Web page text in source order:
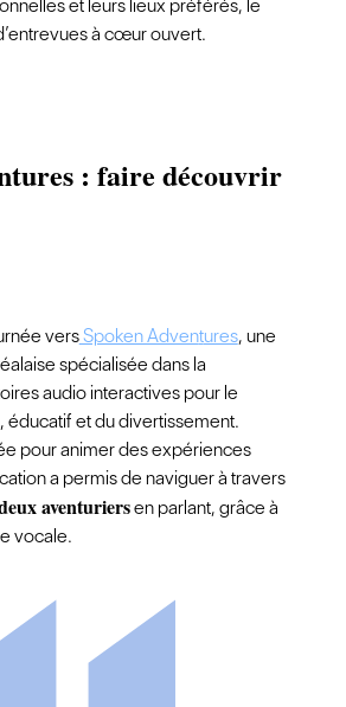
et leurs lieux préférés, le
à cœur ouvert.
: faire découvrir
versSpoken Adventures, une
spécialisée dans la
audio interactives pour le
éducatif et du divertissement.
pour animer des expériences
a permis de naviguer à travers
aventuriersen parlant, grâce à
vocale.